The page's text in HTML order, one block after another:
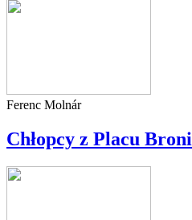
Ferenc Molnár
Chłopcy z Placu Broni